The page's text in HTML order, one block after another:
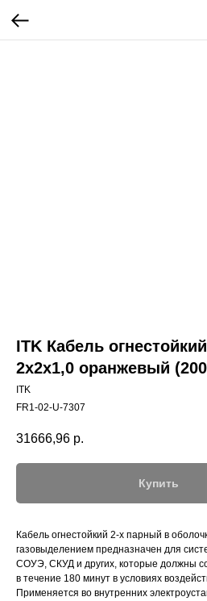
ITK Кабель
2х2х1,0 оранжевый
ITK
FR1-02-U-7307
31666,96 р.
Купить
Кабель огнестойкий 2-х парный в
газовыделением предназначен для
СОУЭ, СКУД и других, которые должны
в течение 180 минут в условиях
Применяется во внутренних